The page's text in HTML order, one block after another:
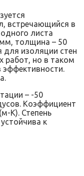
встречающийся в
листа
толщина – 50
для изоляции стен
работ, но в таком
эффективности.
– -50
Коэффициент
К). Степень
к